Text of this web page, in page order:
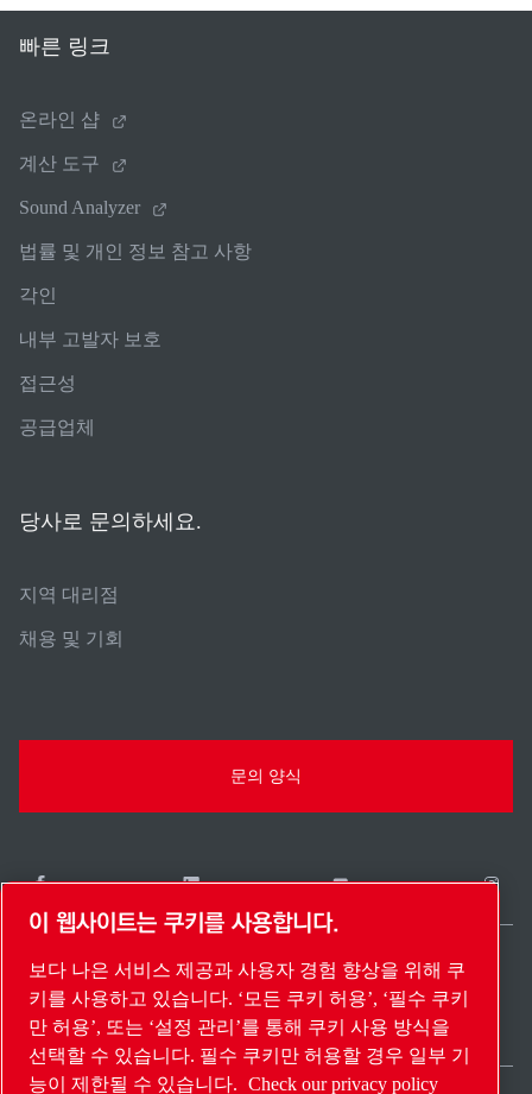
빠른 링크
온라인 샵
계산 도구
Sound Analyzer
법률 및 개인 정보 참고 사항
각인
내부 고발자 보호
접근성
공급업체
당사로 문의하세요.
지역 대리점
채용 및 기회
문의 양식
사이트 맵설정 관리© 2026 저작권.
South Korea / KO
이 웹사이트는 쿠키를 사용합니다.
보다 나은 서비스 제공과 사용자 경험 향상을 위해 쿠
키를 사용하고 있습니다. ‘모든 쿠키 허용’, ‘필수 쿠키
만 허용’, 또는 ‘설정 관리’를 통해 쿠키 사용 방식을
선택할 수 있습니다. 필수 쿠키만 허용할 경우 일부 기
능이 제한될 수 있습니다. Check our privacy policy